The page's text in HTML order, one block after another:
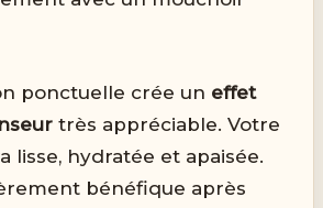
ponctuelle crée un effet
très appréciable. Votre
lisse, hydratée et apaisée.
bénéfique après